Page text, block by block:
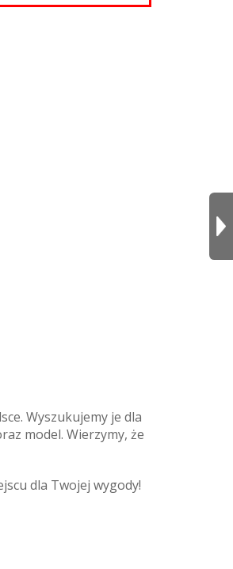
Wyszukujemy je dla
model. Wierzymy, że
dla Twojej wygody!